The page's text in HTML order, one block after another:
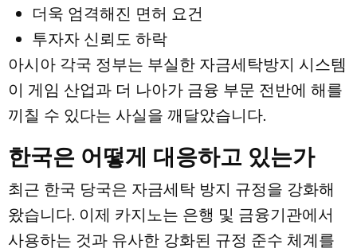
더욱 엄격해진 면허 요건
투자자 신뢰도 하락
아시아 각국 정부는 부실한 자금세탁방지 시스템
이 게임 산업과 더 나아가 금융 부문 전반에 해를
끼칠 수 있다는 사실을 깨달았습니다.
한국은 어떻게 대응하고 있는가
최근 한국 당국은 자금세탁 방지 규정을 강화해
왔습니다. 이제 카지노는 은행 및 금융기관에서
사용하는 것과 유사한 강화된 규정 준수 체계를